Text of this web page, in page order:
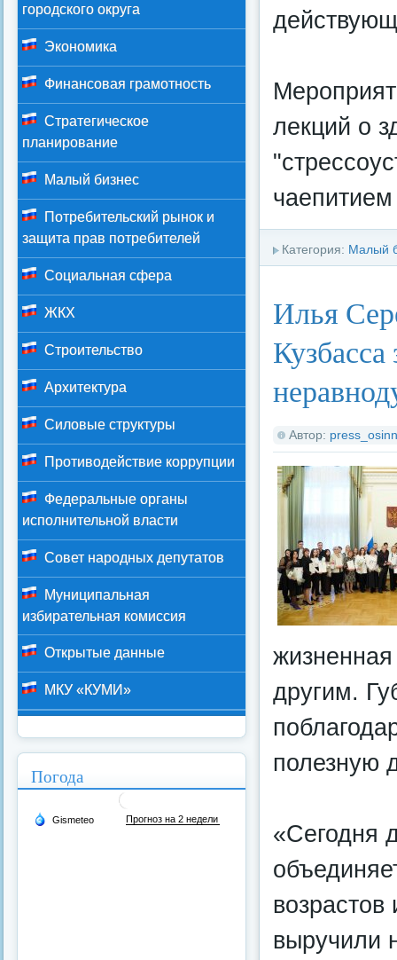
лекций о
Категория: Малый
Илья
Автор:
другим.
полезную
«Сегодня
выручили
городского округа
Экономика
Финансовая грамотность
Стратегическое
планирование
Малый бизнес
Потребительский рынок и
защита прав потребителей
Социальная сфера
ЖКХ
Строительство
Архитектура
Силовые структуры
Противодействие коррупции
Федеральные органы
исполнительной власти
Совет народных депутатов
Муниципальная
избирательная комиссия
Открытые данные
МКУ «КУМИ»
Погода